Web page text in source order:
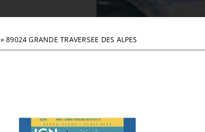
»89024 GRANDE TRAVERSEE DES ALPES